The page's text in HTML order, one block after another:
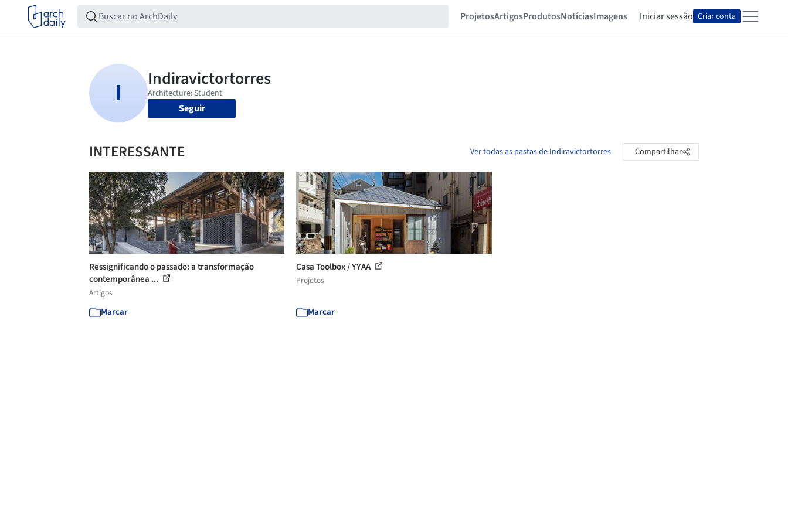
ProjetosArtigosProdutosNotíciasImagens Iniciar sessão Criar conta
Seguir
INTERESSANTE Ver todas as pastas de Indiravictortorres Compartilhar
Ressignificando o passado: a transformação
contemporânea ...
Artigos
Marcar
Casa Toolbox / YYAA
Projetos
Marcar